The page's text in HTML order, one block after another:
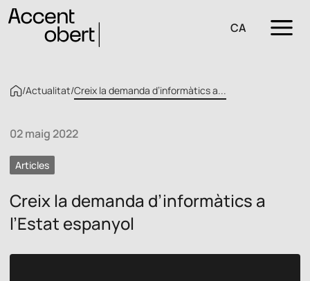
CA
/Actualitat/Creix la demanda d’informàtics a...
02 maig 2022
Articles
Creix la demanda d’informàtics a
l’Estat espanyol